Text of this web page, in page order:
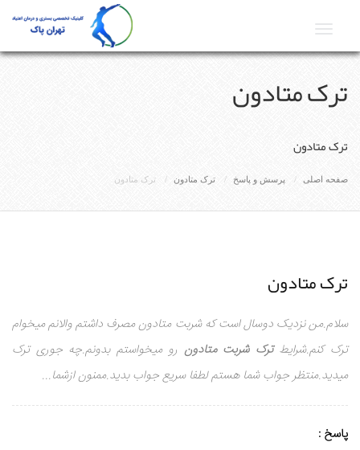
Toggle
ترک متادون
ترک متادون
صفحه اصلی پرسش و پاسخ ترک متادون ترک متادون
ترک متادون
سلام.من نزدیک دوسال است که شربت متادون مصرف داشتم والانم میخوام
ترک کنم.شرایطترک شربت متادون رو میخواستم بدونم.چه جوری ترک
میدید.منتظر جواب شما هستم لطفا سریع جواب بدید.ممنون ازشما...
پاسخ :